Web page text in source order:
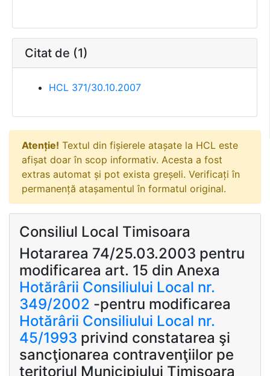
Citat de (1)
HCL 371/30.10.2007
Atenție! Textul din fișierele atașate la HCL este
afișat doar în scop informativ. Acesta a fost
extras automat și pot exista greșeli. Verificați în
permanență atașamentul în formatul original.
Consiliul Local Timisoara
Hotararea 74/25.03.2003 pentru
modificarea art. 15 din Anexa
Hotărârii Consiliului Local nr.
349/2002 -pentru modificarea
Hotărârii Consiliului Local nr.
45/1993 privind constatarea şi
sancţionarea contravenţiilor pe
teritoriul Municipiului Timişoara